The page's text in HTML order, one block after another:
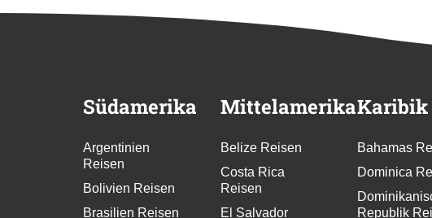
Südamerika
Argentinien
Reisen
Bolivien Reisen
Brasilien Reisen
Mittelamerika
Belize Reisen
Costa Rica
Reisen
El Salvador
Karibik
Bahamas
Dominica
Republik